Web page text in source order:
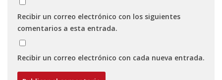
Recibir un correo electrónico con los siguientes
comentarios a esta entrada.
Recibir un correo electrónico con cada nueva entrada.